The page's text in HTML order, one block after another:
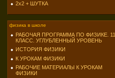
2х2 + ШУТКА
физика в школе
РАБОЧАЯ ПРОГРАММА ПО ФИЗИКЕ. 11
КЛАСС. УГЛУБЛЕННЫЙ УРОВЕНЬ
ИСТОРИЯ ФИЗИКИ
К УРОКАМ ФИЗИКИ
РАБОЧИЕ МАТЕРИАЛЫ К УРОКАМ
ФИЗИКИ